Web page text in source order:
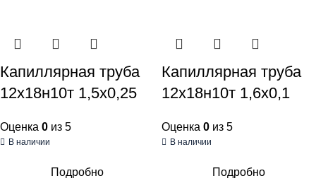
Капиллярная труба
12х18н10т 1,5х0,25
Оценка 0 из 5
В наличии
Подробно
Капиллярная труба
12х18н10т 1,6х0,1
Оценка 0 из 5
В наличии
Подробно